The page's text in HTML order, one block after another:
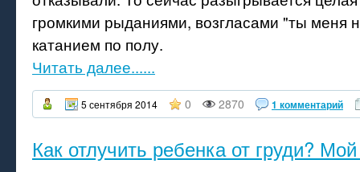
громкими рыданиями, возгласами "ты меня
катанием по полу.
Читать далее......
5 сентября 2014 0 2870 1 комментарий
Как отлучить ребенка от груди?